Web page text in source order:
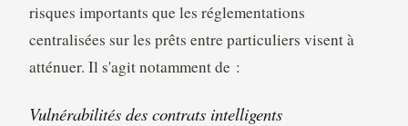
risques importants que les réglementations
centralisées sur les prêts entre particuliers visent à
atténuer. Il s'agit notamment de :
Vulnérabilités des contrats intelligents